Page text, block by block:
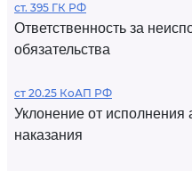
ст. 395 ГК РФ
Ответственность за
обязательства
ст 20.25 КоАП РФ
Уклонение от исполнения
наказания